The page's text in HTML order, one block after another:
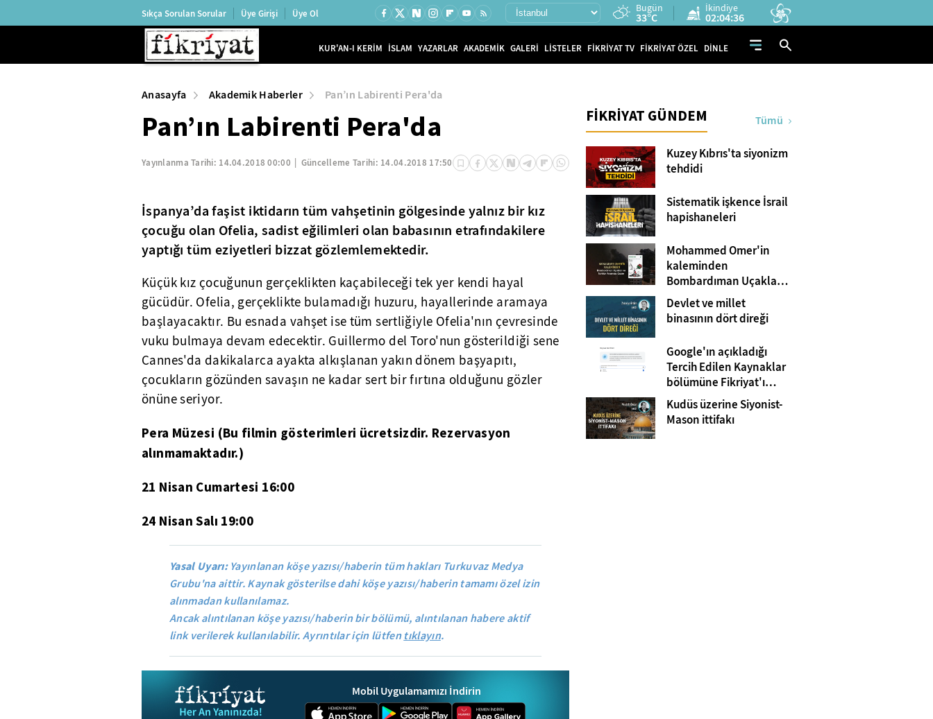
Sıkça Sorulan Sorular Üye Girişi Üye Ol Bugün
33°C
İkindiye
02:04:36
KUR'AN-I KERİM İSLAM YAZARLAR AKADEMİK GALERİ LİSTELER FİKRİYAT TV FİKRİYAT ÖZEL DİNLE
Anasayfa Akademik Haberler Pan’ın Labirenti Pera'da
Pan’ın Labirenti Pera'da
Yayınlanma Tarihi: 14.04.2018 00:00 Güncelleme Tarihi: 14.04.2018 17:50
İspanya’da faşist iktidarın tüm vahşetinin gölgesinde yalnız bir kız
çocuğu olan Ofelia, sadist eğilimleri olan babasının etrafındakilere
yaptığı tüm eziyetleri bizzat gözlemlemektedir.
Küçük kız çocuğunun gerçeklikten kaçabileceği tek yer kendi hayal
gücüdür. Ofelia, gerçeklikte bulamadığı huzuru, hayallerinde aramaya
başlayacaktır. Bu esnada vahşet ise tüm sertliğiyle Ofelia'nın çevresinde
vuku bulmaya devam edecektir. Guillermo del Toro'nun gösterildiği sene
Cannes'da dakikalarca ayakta alkışlanan yakın dönem başyapıtı,
çocukların gözünden savaşın ne kadar sert bir fırtına olduğunu gözler
önüne seriyor.
Pera Müzesi (Bu filmin gösterimleri ücretsizdir. Rezervasyon
alınmamaktadır.)
21 Nisan Cumartesi 16:00
24 Nisan Salı 19:00
Yasal Uyarı:Yayınlanan köşe yazısı/haberin tüm hakları Turkuvaz Medya
Grubu'na aittir. Kaynak gösterilse dahi köşe yazısı/haberin tamamı özel izin
alınmadan kullanılamaz.
Ancak alıntılanan köşe yazısı/haberin bir bölümü, alıntılanan habere aktif
link verilerek kullanılabilir. Ayrıntılar için lütfentıklayın.
Mobil Uygulamamızı İndirin
FİKRİYAT GÜNDEM Tümü
Kuzey Kıbrıs'ta siyonizm
tehdidi
Sistematik işkence İsrail
hapishaneleri
Mohammed Omer'in
kaleminden
Bombardıman Uçakları
ve Tanklar Arasında
Gazze
Devlet ve millet
binasının dört direği
Google'ın açıkladığı
Tercih Edilen Kaynaklar
bölümüne Fikriyat'ı
eklemeyi unutmayın!
Kudüs üzerine Siyonist-
Mason ittifakı